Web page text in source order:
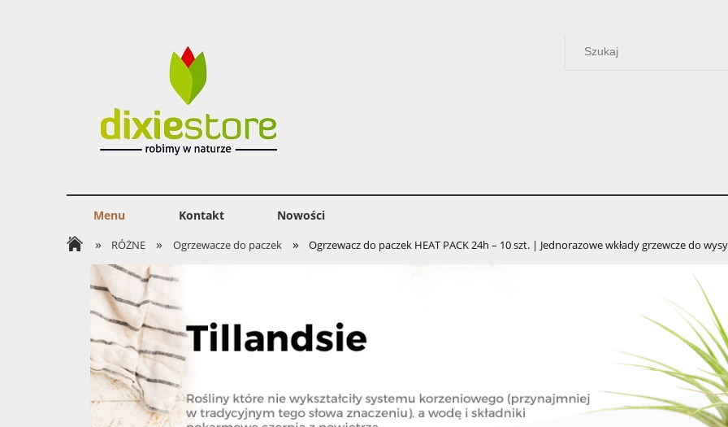
Menu Kontakt Nowości
» RÓŻNE » Ogrzewacze do paczek » Ogrzewacz do paczek HEAT PACK 24h – 10 szt. | Jednorazowe wkłady grzewcze do